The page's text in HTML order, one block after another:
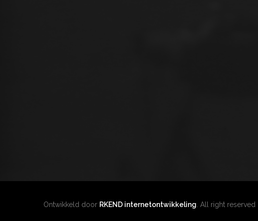
Ontwikkeld door RKEND internetontwikkeling . All right reserved